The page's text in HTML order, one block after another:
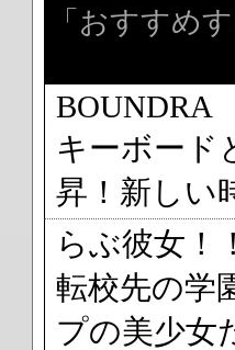
「おすすめ
BOUNDRA
キーボード
昇！新し
らぶ彼女
転校先の学
プの美少女